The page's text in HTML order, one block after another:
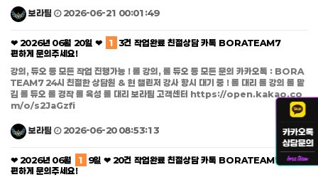
보라팀 2026-06-21 00:01:49
❤ 2026년 06월 20일 ❤ 1 3건 작업완료 친절상담 카톡 BORATEAM7
편하게 문의주세요!
강의, 듀오 등 모든 작업 진행가능 ! 롤 강의, 롤 듀오 등 모든 문의 카카오톡 : BORA
TEAM7 24시 친절한 상담원 & 현 챌린저 강사 항시 대기 중 ! 롤 대리 롤 강의 롤 맡
김 롤 듀오 롤 경작 롤 육성 롤 대리 보라팀 고객센터 https://open.kakao.co
m/o/s2JaGzfi
보라팀 2026-06-20 08:53:13
❤ 2026년 06월 1
9일 ❤ 20건 작업완료 친절상담 카톡 BORATEAM7
편하게 문의주세요!